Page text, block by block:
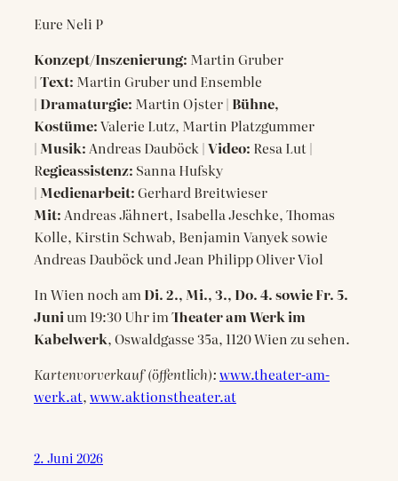
Eure Neli P
Konzept/Inszenierung: Martin Gruber
|Text: Martin Gruber und Ensemble
| Dramaturgie: Martin Ojster | Bühne,
Kostüme:Valerie Lutz, Martin Platzgummer
| Musik:Andreas Dauböck |Video: Resa Lut |
Regieassistenz: Sanna Hufsky
| Medienarbeit:Gerhard Breitwieser
Mit:Andreas Jähnert, Isabella Jeschke, Thomas
Kolle, Kirstin Schwab, Benjamin Vanyek sowie
Andreas Dauböck und Jean Philipp Oliver Viol
In Wien noch amDi. 2., Mi., 3., Do. 4. sowie Fr. 5.
Junium 19:30 Uhr imTheater am Werk im
Kabelwerk, Oswaldgasse 35a, 1120 Wien zu sehen.
Kartenvorverkauf (öffentlich):www.theater-am-
werk.at,www.aktionstheater.at
2. Juni 2026